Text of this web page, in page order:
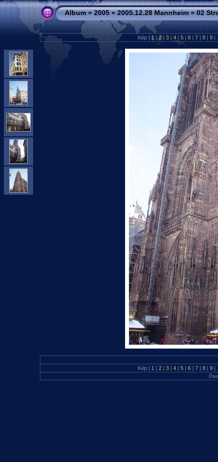
Album»2005»2005.12.28 Mannheim»02
Kép |1 |2 | 3 | 4 | 5 | 6 | 7 | 8 | 9 |
Kép | 1 | 2 | 3 | 4 | 5 | 6 | 7 | 8 | 9 |